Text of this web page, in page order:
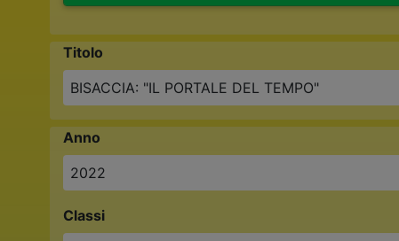
Titolo
BISACCIA: "IL PORTALE DEL TEMPO"
Anno
2022
Classi